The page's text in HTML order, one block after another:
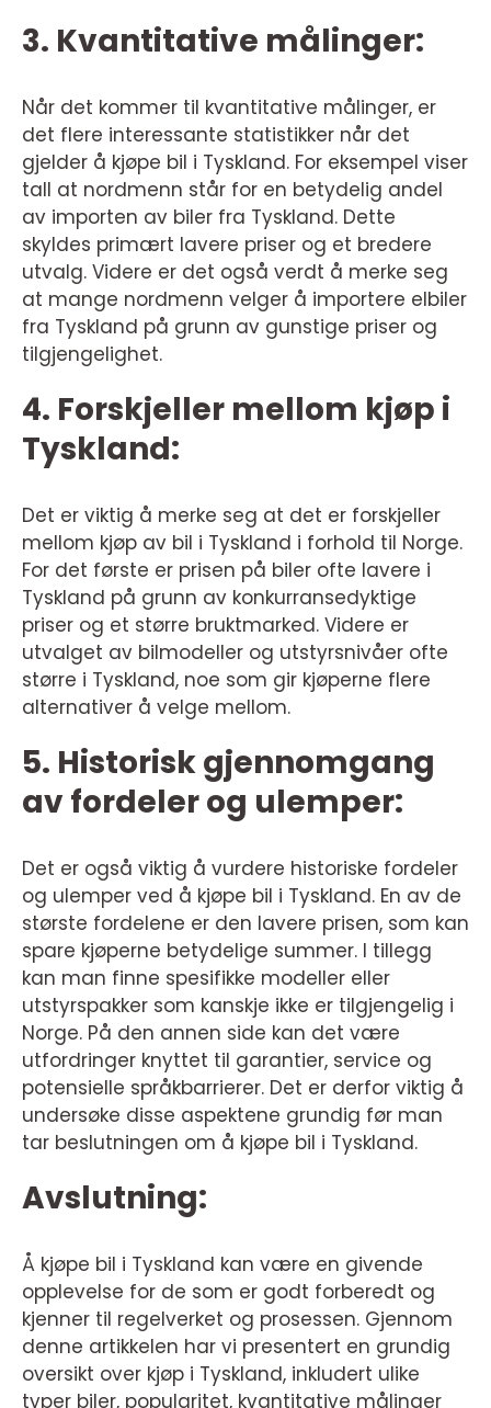
3. Kvantitative målinger:
Når det kommer til kvantitative målinger, er
det flere interessante statistikker når det
gjelder å kjøpe bil i Tyskland. For eksempel viser
tall at nordmenn står for en betydelig andel
av importen av biler fra Tyskland. Dette
skyldes primært lavere priser og et bredere
utvalg. Videre er det også verdt å merke seg
at mange nordmenn velger å importere elbiler
fra Tyskland på grunn av gunstige priser og
tilgjengelighet.
4. Forskjeller mellom kjøp i
Tyskland:
Det er viktig å merke seg at det er forskjeller
mellom kjøp av bil i Tyskland i forhold til Norge.
For det første er prisen på biler ofte lavere i
Tyskland på grunn av konkurransedyktige
priser og et større bruktmarked. Videre er
utvalget av bilmodeller og utstyrsnivåer ofte
større i Tyskland, noe som gir kjøperne flere
alternativer å velge mellom.
5. Historisk gjennomgang
av fordeler og ulemper:
Det er også viktig å vurdere historiske fordeler
og ulemper ved å kjøpe bil i Tyskland. En av de
største fordelene er den lavere prisen, som kan
spare kjøperne betydelige summer. I tillegg
kan man finne spesifikke modeller eller
utstyrspakker som kanskje ikke er tilgjengelig i
Norge. På den annen side kan det være
utfordringer knyttet til garantier, service og
potensielle språkbarrierer. Det er derfor viktig å
undersøke disse aspektene grundig før man
tar beslutningen om å kjøpe bil i Tyskland.
Avslutning:
Å kjøpe bil i Tyskland kan være en givende
opplevelse for de som er godt forberedt og
kjenner til regelverket og prosessen. Gjennom
denne artikkelen har vi presentert en grundig
oversikt over kjøp i Tyskland, inkludert ulike
typer biler, popularitet, kvantitative målinger